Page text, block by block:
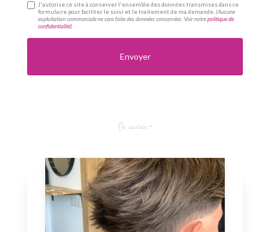
J'autorise ce site à conserver l'ensemble des données transmises dans ce
formulaire pour faciliter le suivi et le traitement de ma demande.(Aucune
exploitation commerciale ne sera faite des données concervées. Voir notrepolitique de
confidentialité)
En savoir +